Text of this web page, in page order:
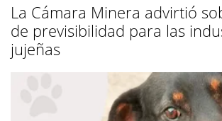
La Cámara Minera advirtió
de previsibilidad para las
jujeñas